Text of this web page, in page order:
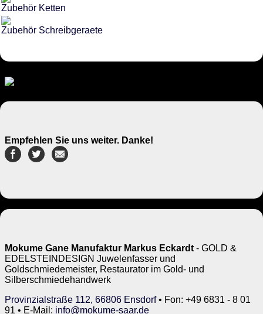
Zubehör Ketten
Zubehör Schreibgeraete
Empfehlen Sie uns weiter. Danke!
Mokume Gane Manufaktur Markus Eckardt - GOLD &
EDELSTEINDESIGN Juwelenfasser und
Goldschmiedemeister, Restaurator im Gold- und
Silberschmiedehandwerk
Provinzialstraße 112, 66806 Ensdorf• Fon: +49 6831 - 8 01
91 • E-Mail: info@mokume-saar.de